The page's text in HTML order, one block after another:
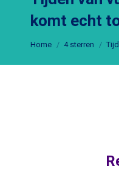
komt echt
Home 4 sterren